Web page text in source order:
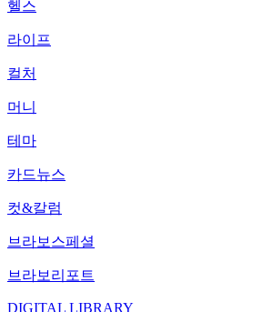
헬스
라이프
컬처
머니
테마
카드뉴스
컷&칼럼
브라보스페셜
브라보리포트
DIGITAL LIBRARY